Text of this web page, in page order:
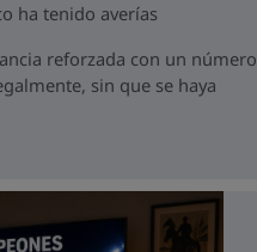
ha tenido averías
reforzada con un número
sin que se haya